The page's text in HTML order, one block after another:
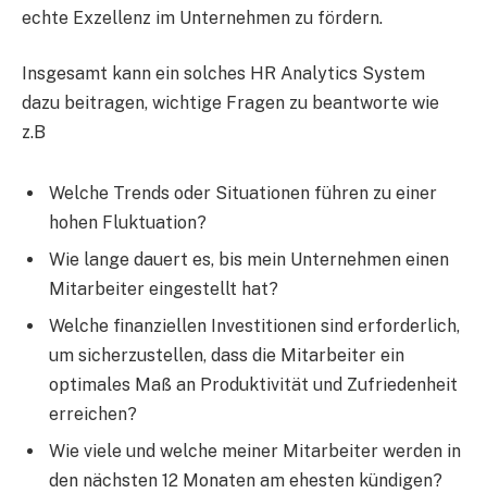
echte Exzellenz im Unternehmen zu fördern.
Insgesamt kann ein solches HR Analytics System
dazu beitragen, wichtige Fragen zu beantworte wie
z.B
Welche Trends oder Situationen führen zu einer
hohen Fluktuation?
Wie lange dauert es, bis mein Unternehmen einen
Mitarbeiter eingestellt hat?
Welche finanziellen Investitionen sind erforderlich,
um sicherzustellen, dass die Mitarbeiter ein
optimales Maß an Produktivität und Zufriedenheit
erreichen?
Wie viele und welche meiner Mitarbeiter werden in
den nächsten 12 Monaten am ehesten kündigen?